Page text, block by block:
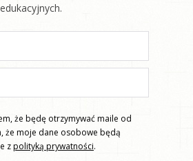
że będę otrzymywać maile od
że moje dane osobowe będą
zpolityką prywatności.